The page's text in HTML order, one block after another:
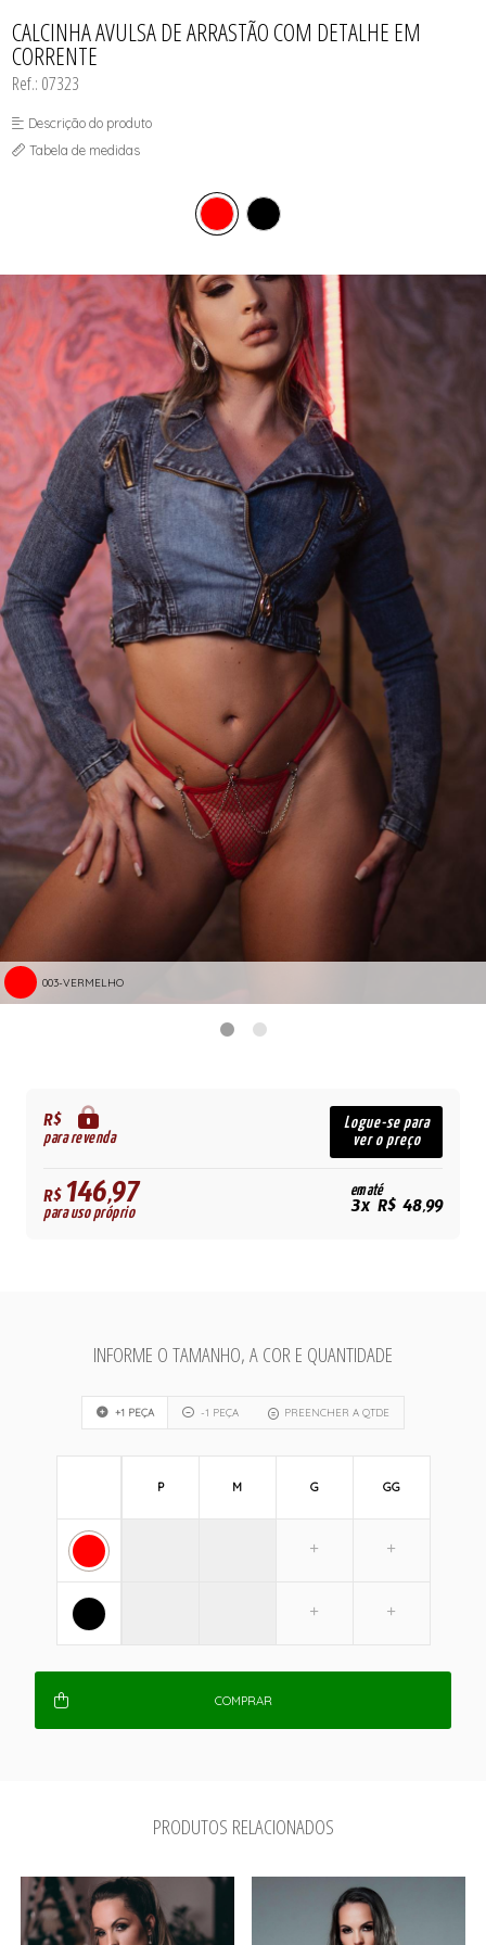
POLICIAIS
PRETAS
MEIAS
CONJUNTOS
CORPETES, ESPARTILHOS E
CORSELETS
FANTASIAS
CALCINHA AVULSA DE ARRASTÃO COM DETALHE EM
CORRENTE
Ref.: 07323
Descrição do produto
Tabela de medidas
003-VERMELHO
R$
para revenda
Logue-se para
ver o preço
R$146,97
para uso próprio
em até
3x R$ 48,99
INFORME O TAMANHO, A COR E QUANTIDADE
+1 PEÇA -1 PEÇA PREENCHER A QTDE
P M G GG
COMPRAR
PRODUTOS RELACIONADOS